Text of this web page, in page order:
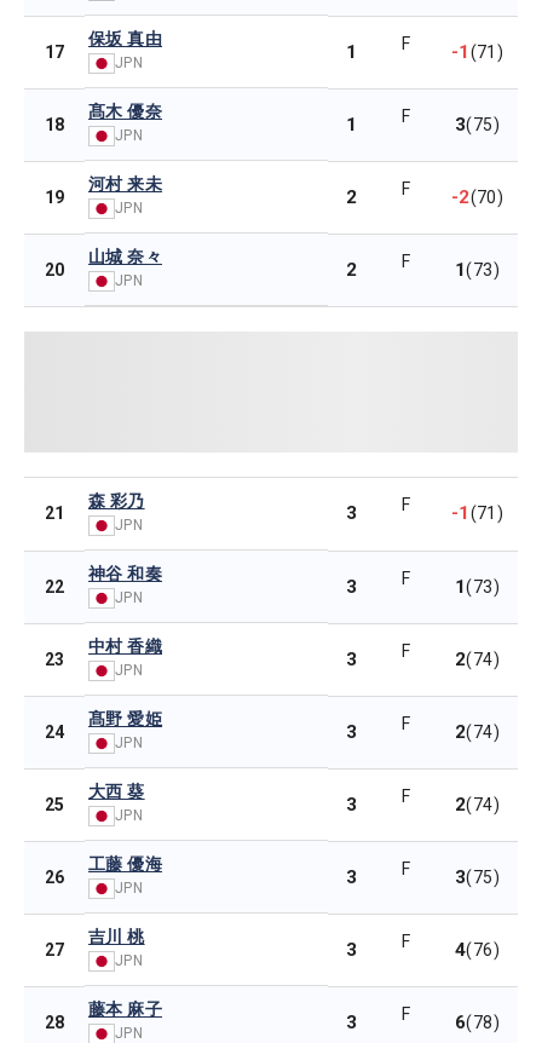
17
保坂 真由
JPN 1 F -1(71)
18
髙木 優奈
JPN 1 F 3(75)
19
河村 来未
JPN 2 F -2(70)
20
山城 奈々
JPN 2 F 1(73)
21
森 彩乃
JPN
3 F -1(71)
22
神谷 和奏
JPN 3 F 1(73)
23
中村 香織
JPN 3 F 2(74)
24
髙野 愛姫
JPN 3 F 2(74)
25
大西 葵
JPN 3 F 2(74)
26
工藤 優海
JPN 3 F 3(75)
27
吉川 桃
JPN 3 F 4(76)
28
藤本 麻子
JPN 3 F 6(78)